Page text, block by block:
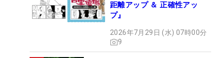
距離アップ ＆ 正確性アッ
プ』
2026年7月29日 (水) 07時00分
9